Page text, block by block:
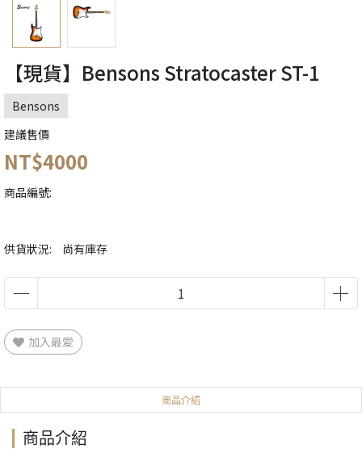
【現貨】Bensons Stratocaster ST-1
Bensons
建議售價
NT$4000
商品編號:
供貨狀況: 尚有庫存
加入最愛
商品介紹
商品介紹